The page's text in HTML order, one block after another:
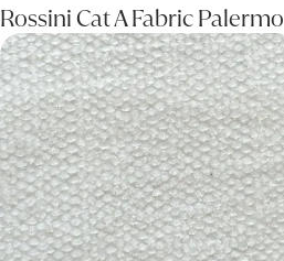
Rossini Cat A Fabric Palermo